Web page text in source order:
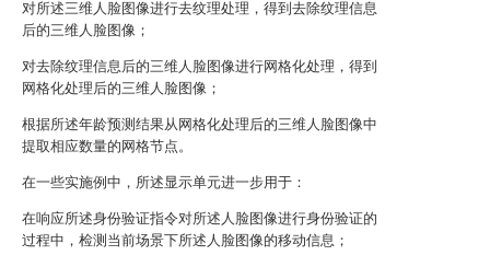
对所述三维人脸图像进行去纹理处理，得到去除纹理信息
后的三维人脸图像；
对去除纹理信息后的三维人脸图像进行网格化处理，得到
网格化处理后的三维人脸图像；
根据所述年龄预测结果从网格化处理后的三维人脸图像中
提取相应数量的网格节点。
在一些实施例中，所述显示单元进一步用于：
在响应所述身份验证指令对所述人脸图像进行身份验证的
过程中，检测当前场景下所述人脸图像的移动信息；